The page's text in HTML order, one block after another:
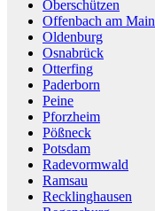
Oberschützen
Offenbach am Main
Oldenburg
Osnabrück
Otterfing
Paderborn
Peine
Pforzheim
Pößneck
Potsdam
Radevormwald
Ramsau
Recklinghausen